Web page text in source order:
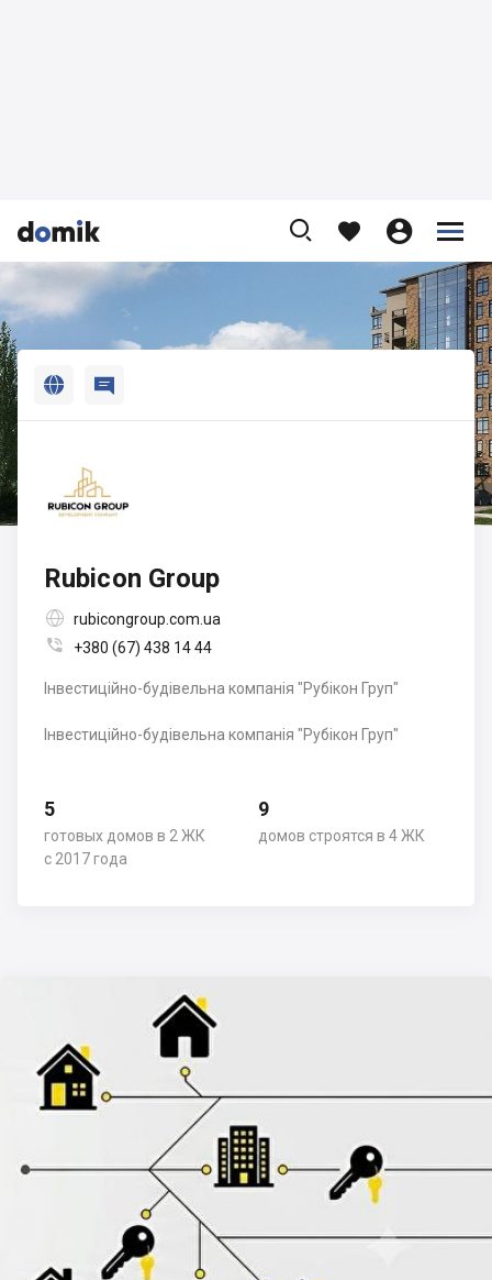


    




 
Rubicon Group
 rubicongroup.com.ua
 +380 (67) 438 14 44
Інвестиційно-будівельна компанія "Рубікон Груп"
Інвестиційно-будівельна компанія "Рубікон Груп"
5
готовых домов в 2 ЖК
с 2017 года
9
домов строятся в 4 ЖК